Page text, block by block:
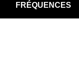
FRÉQUENCES